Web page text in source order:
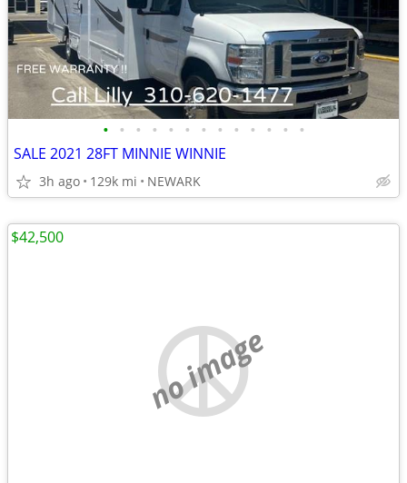
• • • • • • • • • • • • •
SALE 2021 28FT MINNIE WINNIE
3h ago 129k mi NEWARK
no image
$42,500